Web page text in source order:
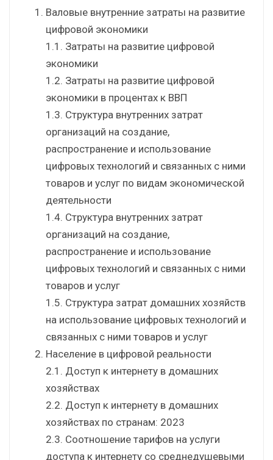
Валовые внутренние затраты на развитие
цифровой экономики
1.1. Затраты на развитие цифровой
экономики
1.2. Затраты на развитие цифровой
экономики в процентах к ВВП
1.3. Структура внутренних затрат
организаций на создание,
распространение и использование
цифровых технологий и связанных с ними
товаров и услуг по видам экономической
деятельности
1.4. Структура внутренних затрат
организаций на создание,
распространение и использование
цифровых технологий и связанных с ними
товаров и услуг
1.5. Структура затрат домашних хозяйств
на использование цифровых технологий и
связанных с ними товаров и услуг
Население в цифровой реальности
2.1. Доступ к интернету в домашних
хозяйствах
2.2. Доступ к интернету в домашних
хозяйствах по странам: 2023
2.3. Соотношение тарифов на услуги
доступа к интернету со среднедушевыми